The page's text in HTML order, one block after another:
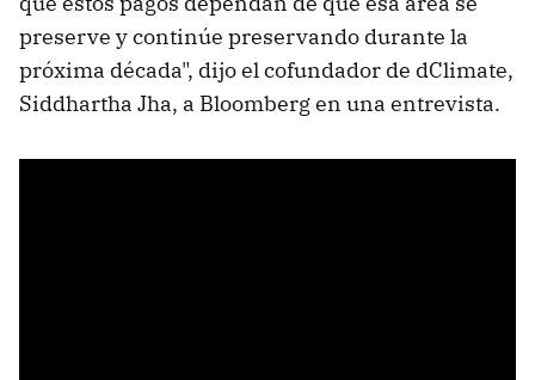
preserve y continúe preservando durante la
próxima década", dijo el cofundador de dClimate,
Siddhartha Jha, a Bloomberg en una entrevista.